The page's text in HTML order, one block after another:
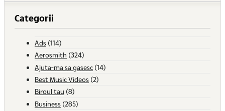
Categorii
Ads (114)
Aerosmith (324)
Ajuta-ma sa gasesc (14)
Best Music Videos (2)
Biroul tau (8)
Business (285)